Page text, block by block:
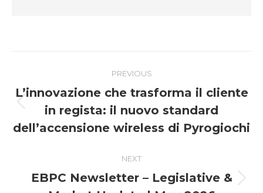
navigation
PREVIOUS
Previous
post:
L’innovazione che trasforma il cliente
in regista: il nuovo standard
dell’accensione wireless di Pyrogiochi
NEXT
Next
EBPC Newsletter – Legislative &